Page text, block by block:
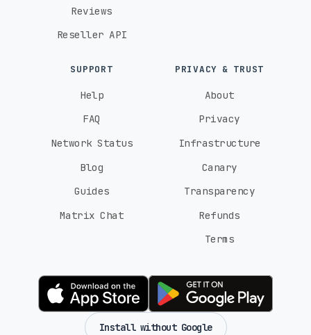
Reviews
Reseller API
SUPPORT
Help
FAQ
Network Status
Blog
Guides
Matrix Chat
PRIVACY & TRUST
About
Privacy
Infrastructure
Canary
Transparency
Refunds
Terms
Install without Google